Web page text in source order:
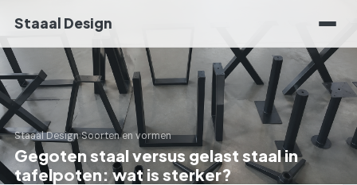
Staaal Design
Staaal Design›Soorten en vormen
Gegoten staal versus gelast staal in
tafelpoten: wat is sterker?